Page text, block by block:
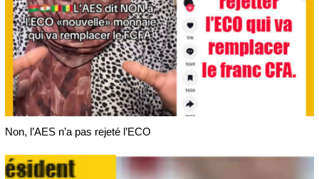
Non, l’AES n’a pas rejeté l’ECO